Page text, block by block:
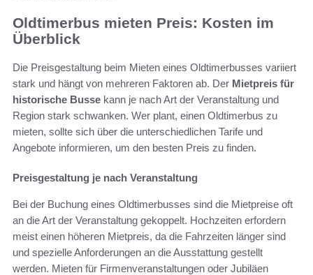
Oldtimerbus mieten Preis: Kosten im
Überblick
Die Preisgestaltung beim Mieten eines Oldtimerbusses variiert
stark und hängt von mehreren Faktoren ab. Der Mietpreis für
historische Busse kann je nach Art der Veranstaltung und
Region stark schwanken. Wer plant, einen Oldtimerbus zu
mieten, sollte sich über die unterschiedlichen Tarife und
Angebote informieren, um den besten Preis zu finden.
Preisgestaltung je nach Veranstaltung
Bei der Buchung eines Oldtimerbusses sind die Mietpreise oft
an die Art der Veranstaltung gekoppelt. Hochzeiten erfordern
meist einen höheren Mietpreis, da die Fahrzeiten länger sind
und spezielle Anforderungen an die Ausstattung gestellt
werden. Mieten für Firmenveranstaltungen oder Jubiläen